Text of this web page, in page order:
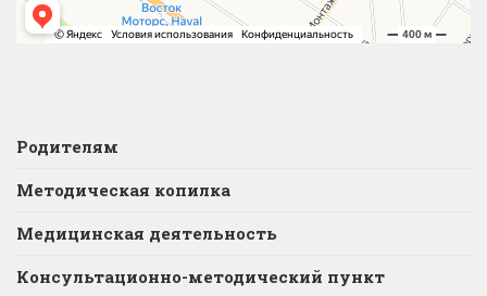
Родителям
Методическая копилка
Медицинская деятельность
Консультационно-методический пункт